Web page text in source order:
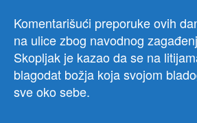
Komentarišući preporuke ovih
na ulice zbog navodnog
Skopljak je kazao da se na
blagodat božja koja svojom
sve oko sebe.